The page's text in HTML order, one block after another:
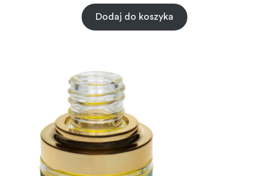
podstawie
Dodaj do koszyka